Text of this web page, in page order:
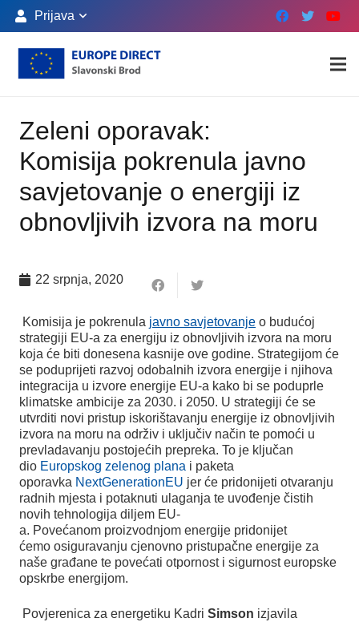
Prijava
Zeleni oporavak:
Komisija pokrenula javno
savjetovanje o energiji iz
obnovljivih izvora na moru
22 srpnja, 2020
Komisija je pokrenula javno savjetovanje o budućoj
strategiji EU-a za energiju iz obnovljivih izvora na moru
koja će biti donesena kasnije ove godine. Strategijom će
se poduprijeti razvoj odobalnih izvora energije i njihova
integracija u izvore energije EU-a kako bi se poduprle
klimatske ambicije za 2030. i 2050. U strategiji će se
utvrditi novi pristup iskorištavanju energije iz obnovljivih
izvora na moru na održiv i uključiv način te pomoći u
prevladavanju postojećih prepreka. To je ključan
dio Europskog zelenog plana i paketa
oporavka NextGenerationEU jer će pridonijeti otvaranju
radnih mjesta i potaknuti ulaganja te uvođenje čistih
novih tehnologija diljem EU-
a. Povećanom proizvodnjom energije pridonijet
ćemo osiguravanju cjenovno pristupačne energije za
naše građane te povećati otpornost i sigurnost europske
opskrbe energijom.
Povjerenica za energetiku Kadri Simson izjavila